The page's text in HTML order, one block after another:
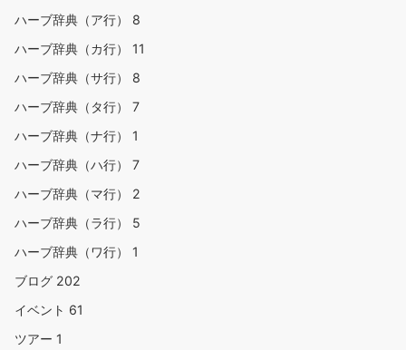
ハーブ辞典（ア行） 8
ハーブ辞典（カ行） 11
ハーブ辞典（サ行） 8
ハーブ辞典（タ行） 7
ハーブ辞典（ナ行） 1
ハーブ辞典（ハ行） 7
ハーブ辞典（マ行） 2
ハーブ辞典（ラ行） 5
ハーブ辞典（ワ行） 1
ブログ 202
イベント 61
ツアー 1